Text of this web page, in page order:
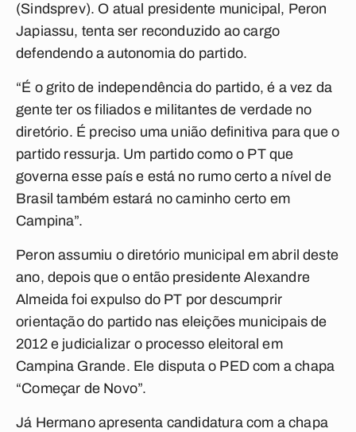
(Sindsprev). O atual presidente municipal, Peron
Japiassu, tenta ser reconduzido ao cargo
defendendo a autonomia do partido.
“É o grito de independência do partido, é a vez da
gente ter os filiados e militantes de verdade no
diretório. É preciso uma união definitiva para que o
partido ressurja. Um partido como o PT que
governa esse país e está no rumo certo a nível de
Brasil também estará no caminho certo em
Campina”.
Peron assumiu o diretório municipal em abril deste
ano, depois que o então presidente Alexandre
Almeida foi expulso do PT por descumprir
orientação do partido nas eleições municipais de
2012 e judicializar o processo eleitoral em
Campina Grande. Ele disputa o PED com a chapa
“Começar de Novo”.
Já Hermano apresenta candidatura com a chapa